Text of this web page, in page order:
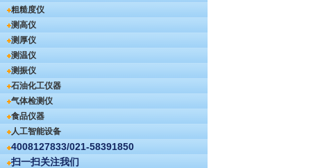
粗糙度仪
测高仪
测厚仪
测温仪
测振仪
石油化工仪器
气体检测仪
食品仪器
人工智能设备
4008127833/021-58391850
扫一扫关注我们